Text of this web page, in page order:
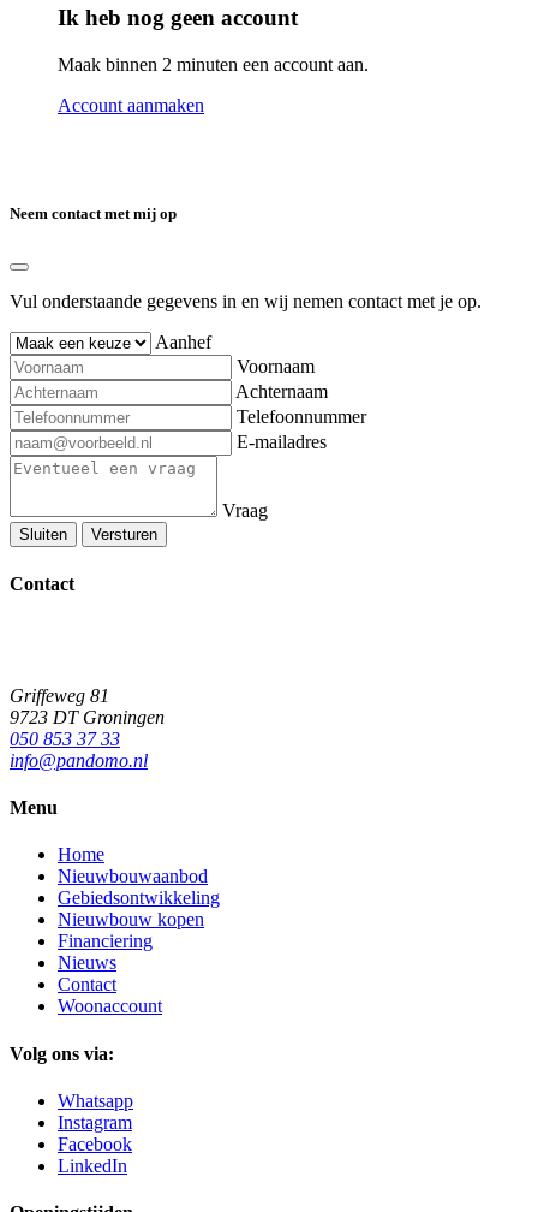
Ik heb nog geen account
Maak binnen 2 minuten een account aan.
Account aanmaken
Neem contact met mij op
Vul onderstaande gegevens in en wij nemen contact met je op.
Aanhef
Voornaam
Achternaam
Telefoonnummer
E-mailadres
Vraag
Sluiten Versturen
Contact
Griffeweg 81
9723 DT Groningen
050 853 37 33
info@pandomo.nl
Menu
Home
Nieuwbouwaanbod
Gebiedsontwikkeling
Nieuwbouw kopen
Financiering
Nieuws
Contact
Woonaccount
Volg ons via:
Whatsapp
Instagram
Facebook
LinkedIn